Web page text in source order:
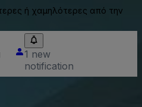
ή χαμηλότερες από την
1 new
notification